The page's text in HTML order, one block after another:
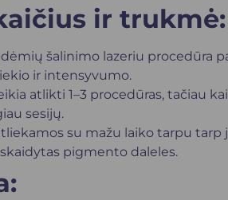
ir trukmė:
šalinimo lazeriu procedūra
ir intensyvumo.
atlikti 1–3 procedūras, tačiau
sesijų.
su mažu laiko tarpu tarp
pigmento daleles.